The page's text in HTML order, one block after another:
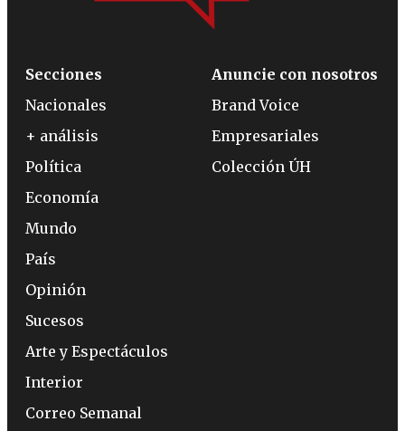
Secciones
Nacionales
+ análisis
Política
Economía
Mundo
País
Opinión
Sucesos
Arte y Espectáculos
Interior
Correo Semanal
Anuncie con nosotros
Brand Voice
Empresariales
Colección ÚH